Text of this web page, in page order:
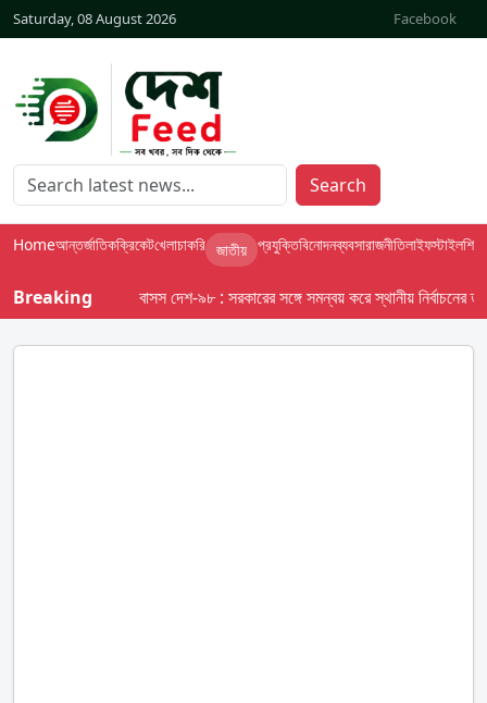
Saturday, 08 August 2026 Facebook
Search
Homeআন্তর্জাতিকক্রিকেটখেলাচাকরি জাতীয় প্রযুক্তিবিনোদনব্যবসারাজনীতিলাইফস্টাইলশিক্ষা
Breaking বাসস দেশ-৯৮ : সরকারের সঙ্গে সমন্বয় করে স্থানীয় নির্বাচনের